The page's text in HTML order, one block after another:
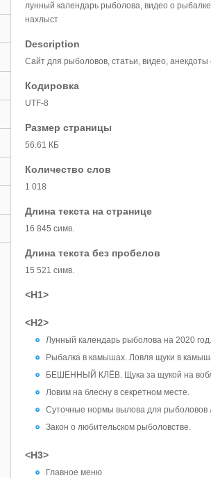
лунный календарь рыболова, видео о
нахлыст
Description
Сайт для рыболовов, статьи, видео,
Кодировка
UTF-8
Размер страницы
56.61 КБ
Количество слов
1 018
Длина текста на странице
16 845 симв.
Длина текста без пробелов
15 521 симв.
<H1>
<H2>
Лунный календарь рыболова на 2020 год.
Рыбалка в камышах. Ловля щуки в
БЕШЕННЫЙ КЛЁВ. Щука за щукой на
Ловим на блесну в секретном месте.
Суточные нормы вылова для
Закон о любительском рыболовстве.
<H3>
Главное меню